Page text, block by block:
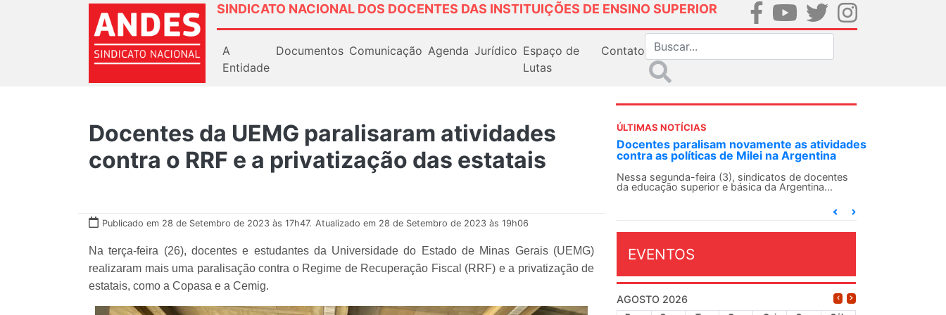
SINDICATO NACIONAL DOS DOCENTES DAS INSTITUIÇÕES DE ENSINO SUPERIOR
A
Entidade
Documentos Comunicação Agenda Jurídico Espaço de
Lutas
Contato
Docentes da UEMG paralisaram atividades
contra o RRF e a privatização das estatais
Publicado em 28 de Setembro de 2023 às 17h47. Atualizado em 28 de Setembro de 2023 às 19h06
Na terça-feira (26), docentes e estudantes da Universidade do Estado de Minas Gerais (UEMG)
realizaram mais uma paralisação contra o Regime de Recuperação Fiscal (RRF) e a privatização de
estatais, como a Copasa e a Cemig.
ÚLTIMAS NOTÍCIAS
ANDES-SN convoca docentes para Dia de
Solidariedade Internacionalista com Cuba em
13 de agosto
O ANDES-SN conclama suas seções sindicais e o
EVENTOS